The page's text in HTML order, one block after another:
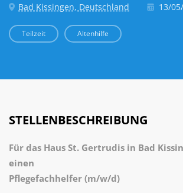
Bad Kissingen, Deutschland
13/
Teilzeit Altenhilfe
STELLENBESCHREIBUNG
Für das Haus St. Gertrudis in Bad
einen
Pflegefachhelfer (m/w/d)